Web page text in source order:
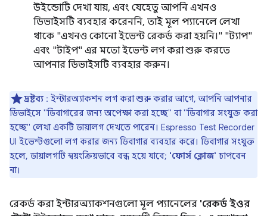
উইন্ডোটি দেখা যায়, এবং যেহেতু আপনি এখনও
ডিভাইসটি ব্যবহার করেননি, তাই মূল প্যানেলে লেখা
থাকে "এখনও কোনো ইভেন্ট রেকর্ড করা হয়নি।" "ট্যাপ"
এবং "টাইপ" এর মতো ইভেন্ট লগ করা শুরু করতে
আপনার ডিভাইসটি ব্যবহার করুন।
দ্রষ্টব্য : ইন্টারঅ্যাকশন লগ করা শুরু করার আগে, আপনি আপনার
ডিভাইসে "ডিবাগারের জন্য অপেক্ষা করা হচ্ছে" বা "ডিবাগার সংযুক্ত করা
হচ্ছে" লেখা একটি ডায়ালগ দেখতে পারেন। Espresso Test Recorder
UI ইভেন্টগুলো লগ করার জন্য ডিবাগার ব্যবহার করে। ডিবাগার সংযুক্ত
হলে, ডায়ালগটি স্বয়ংক্রিয়ভাবে বন্ধ হয়ে যাবে; 'ফোর্স ক্লোজ' চাপবেন
না।
রেকর্ড করা ইন্টারঅ্যাকশনগুলো মূল প্যানেলের 'রেকর্ড ইওর